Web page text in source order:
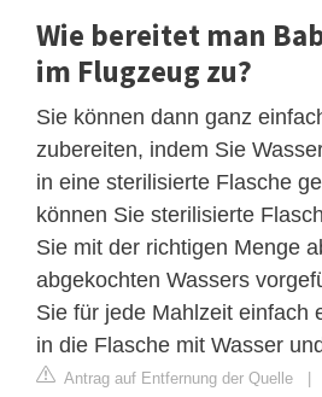
Wie bereitet man
im Flugzeug zu?
Sie können dann ganz
zubereiten, indem Sie
in eine sterilisierte Flasche
können Sie sterilisierte
Sie mit der richtigen Menge
abgekochten Wassers
Sie für jede Mahlzeit einfach
in die Flasche mit Wasser
Antrag auf Entfernung der Quelle |